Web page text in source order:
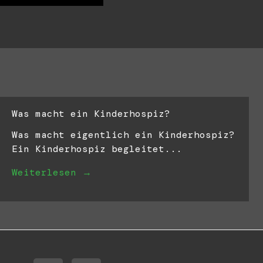
Was macht ein Kinderhospiz?
Was macht eigentlich ein Kinderhospiz?
Ein Kinderhospiz begleitet...
Weiterlesen →